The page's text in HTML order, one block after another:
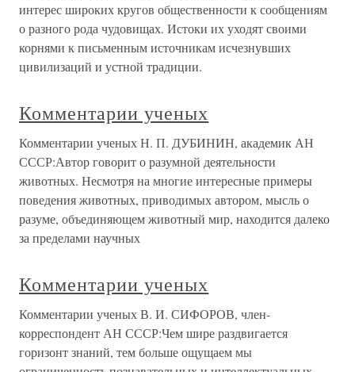
интерес широких кругов общественности к сообщениям
о разного рода чудовищах. Истоки их уходят своими
корнями к письменным источникам исчезнувших
цивилизаций и устной традиции.
Комментарии ученых
Комментарии ученых Н. П. ДУБИНИН, академик АН
СССР:Автор говорит о разумной деятельности
животных. Несмотря на многие интересные примеры
поведения животных, приводимых автором, мысль о
разуме, объединяющем животный мир, находится далеко
за пределами научных
Комментарии ученых
Комментарии ученых В. И. СИФОРОВ, член-
корреспондент АН СССР:Чем шире раздвигается
горизонт знаний, тем больше ощущаем мы